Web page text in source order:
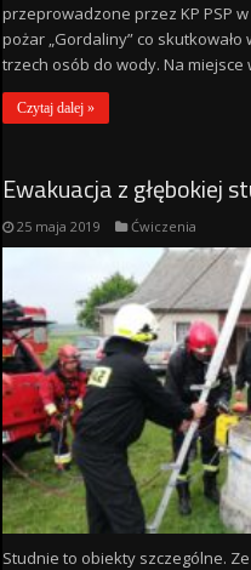
przeprowadzone przez KP PSP
pożar „Gordaliny” co
trzech osób do wody. Na miejsce
Czytaj dalej »
Ewakuacja z głębokiej
25 maja 2019 Ćwiczenia
Studnie to obiekty szczególne.